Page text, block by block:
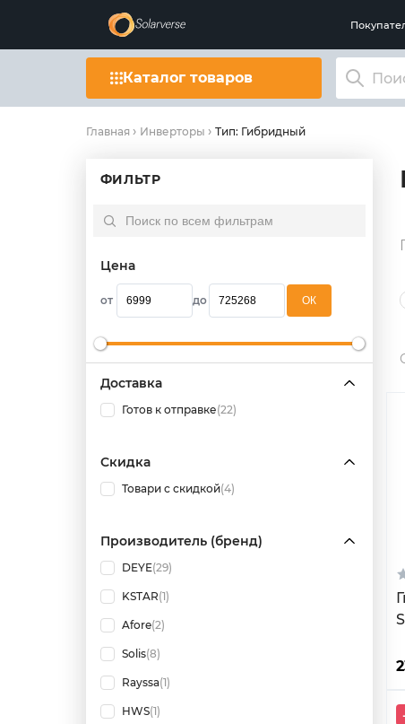
Каталог товаров
Главная Инверторы Тип: Гибридный
ФИЛЬТР
Цена
от до OК
Доставка
Готов к отправке(22)
Скидка
Товари с скидкой(4)
Производитель (бренд)
DEYE(29)
KSTAR(1)
Afore(2)
Solis(8)
Rayssa(1)
HWS(1)